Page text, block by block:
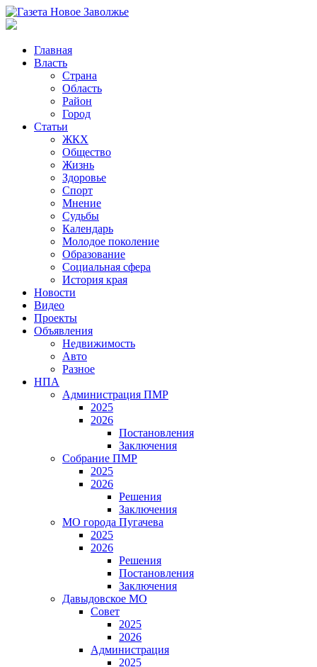
Главная
Власть
Страна
Область
Район
Город
Статьи
ЖКХ
Общество
Жизнь
Здоровье
Спорт
Мнение
Судьбы
Календарь
Молодое поколение
Образование
Социальная сфера
История края
Новости
Видео
Проекты
Объявления
Недвижимость
Авто
Разное
НПА
Администрация ПМР
2025
2026
Постановления
Заключения
Собрание ПМР
2025
2026
Решения
Заключения
МО города Пугачева
2025
2026
Решения
Постановления
Заключения
Давыдовское МО
Совет
2025
2026
Администрация
2025